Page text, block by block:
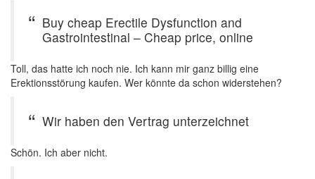
Buy cheap Erectile Dysfunction and
Gastrointestinal – Cheap price, online
Toll, das hatte ich noch nie. Ich kann mir ganz billig eine
Erektionsstörung kaufen. Wer könnte da schon widerstehen?
Wir haben den Vertrag unterzeichnet
Schön. Ich aber nicht.